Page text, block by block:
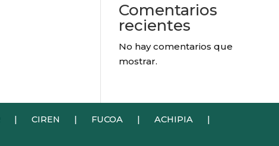
Comentarios
recientes
No hay comentarios que
mostrar.
| CIREN | FUCOA | ACHIPIA
|